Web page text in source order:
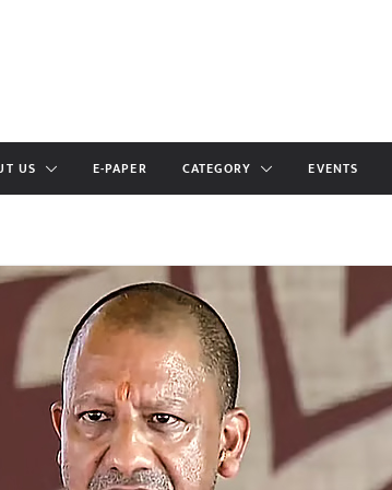
US E-PAPER CATEGORY EVENTS